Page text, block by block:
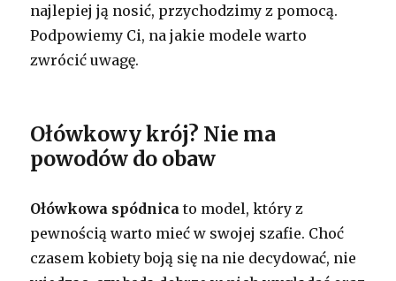
najlepiej ją nosić, przychodzimy z pomocą.
Podpowiemy Ci, na jakie modele warto
zwrócić uwagę.
Ołówkowy krój? Nie ma
powodów do obaw
Ołówkowa spódnica to model, który z
pewnością warto mieć w swojej szafie. Choć
czasem kobiety boją się na nie decydować, nie